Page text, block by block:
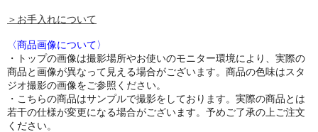
＞お手入れについて
〈商品画像について〉
・トップの画像は撮影場所やお使いのモニター環境により、実際の
商品と画像が異なって見える場合がございます。商品の色味はスタ
ジオ撮影の画像をご参照ください。
・こちらの商品はサンプルで撮影をしております。実際の商品とは
若干の仕様が変更になる場合がございます。予めご了承の上ご注文
ください。